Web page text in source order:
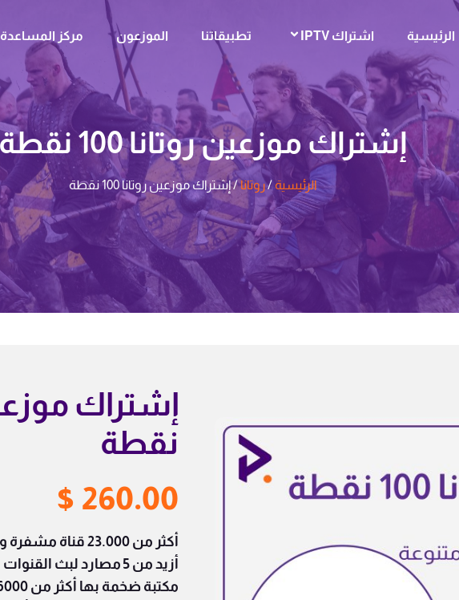
الرئيسية اشتراك IPTV تطبيقاتنا الموزعون مركز المساعدة
إشتراك موزعين روتانا 100 نقطة
الرئيسية /روتانا/ إشتراك موزعين روتانا 100 نقطة
نقطة
$ 260.00
أكثر من 23.000 قناة مشفرة وغير مشفرة
أزيد من 5 مصارد لبث القنوات
مكتبة ضخمة بها أكثر من 6000 فيلم و مسلسل